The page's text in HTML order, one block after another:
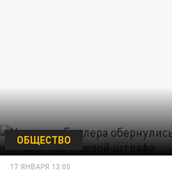
ОБЩЕСТВО
17 ЯНВАРЯ 13:00